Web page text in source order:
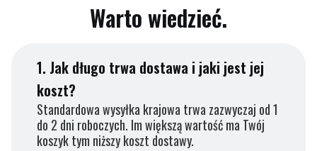
Warto wiedzieć.
1. Jak długo trwa dostawa i jaki jest jej
koszt?
Standardowa wysyłka krajowa trwa zazwyczaj od 1
do 2 dni roboczych. Im większą wartość ma Twój
koszyk tym niższy koszt dostawy.